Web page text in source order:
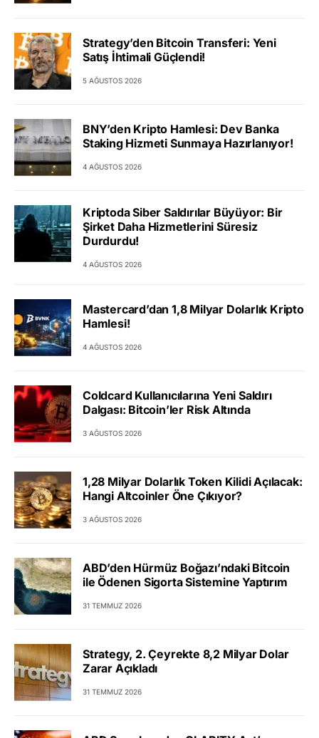
Strategy’den Bitcoin Transferi: Yeni
Satış İhtimali Güçlendi!
5 AĞUSTOS 2026
BNY’den Kripto Hamlesi: Dev Banka
Staking Hizmeti Sunmaya Hazırlanıyor!
4 AĞUSTOS 2026
Kriptoda Siber Saldırılar Büyüyor: Bir
Şirket Daha Hizmetlerini Süresiz
Durdurdu!
4 AĞUSTOS 2026
Mastercard’dan 1,8 Milyar Dolarlık Kripto
Hamlesi!
4 AĞUSTOS 2026
Coldcard Kullanıcılarına Yeni Saldırı
Dalgası: Bitcoin’ler Risk Altında
3 AĞUSTOS 2026
1,28 Milyar Dolarlık Token Kilidi Açılacak:
Hangi Altcoinler Öne Çıkıyor?
3 AĞUSTOS 2026
ABD’den Hürmüz Boğazı’ndaki Bitcoin
ile Ödenen Sigorta Sistemine Yaptırım
31 TEMMUZ 2026
Strategy, 2. Çeyrekte 8,2 Milyar Dolar
Zarar Açıkladı
31 TEMMUZ 2026